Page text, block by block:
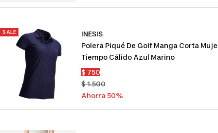
SALE
INESIS
Polera Piqué De Golf Manga Corta
Tiempo Cálido Azul Marino
Precio
de
venta
$ 750
Precio
normal
$ 1.500
Ahorra 50%